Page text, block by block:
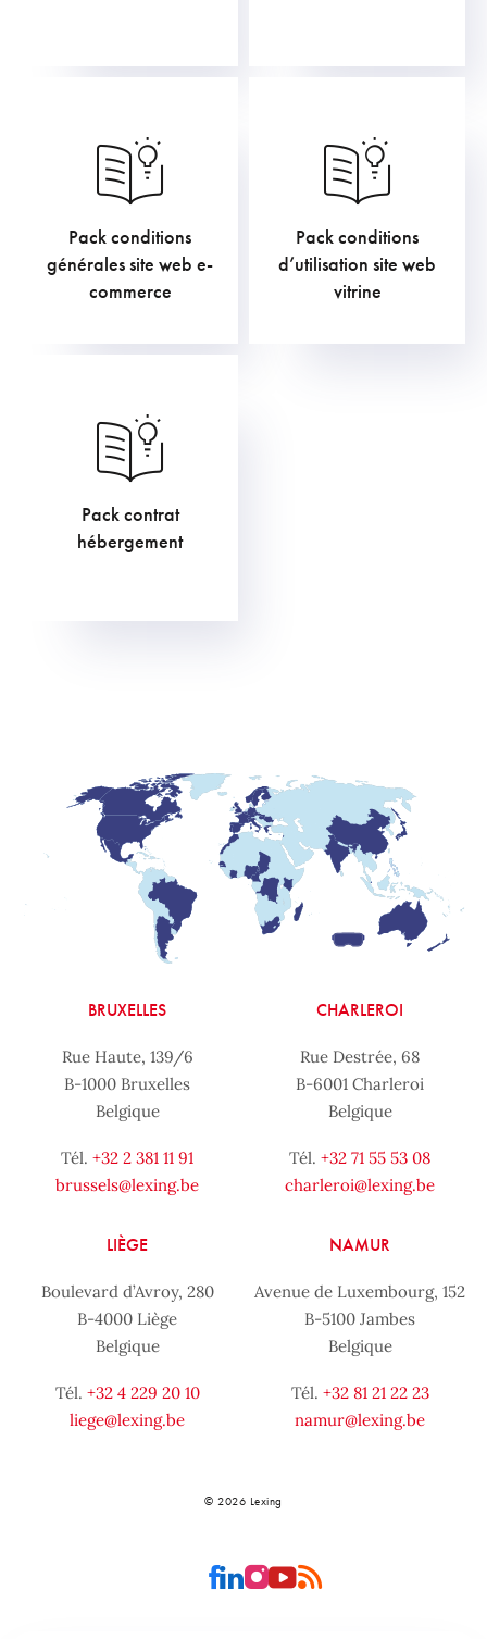
Pack conditions
générales site web e-
commerce
1.210,00€
Pack conditions
d’utilisation site web
vitrine
453,75€
Pack contrat
hébergement
605,00€
BRUXELLES
Rue Haute, 139/6
B-1000 Bruxelles
Belgique
Tél. +32 2 381 11 91
brussels@lexing.be
CHARLEROI
Rue Destrée, 68
B-6001 Charleroi
Belgique
Tél. +32 71 55 53 08
charleroi@lexing.be
LIÈGE
Boulevard d’Avroy, 280
B-4000 Liège
Belgique
Tél. +32 4 229 20 10
liege@lexing.be
NAMUR
Avenue de Luxembourg, 152
B-5100 Jambes
Belgique
Tél. +32 81 21 22 23
namur@lexing.be
© 2026 Lexing